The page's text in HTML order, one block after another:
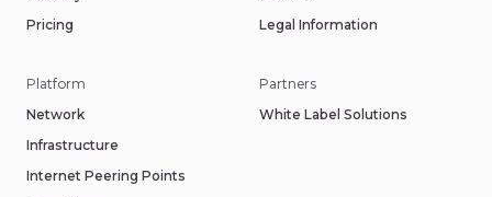
Pricing
Platform
Network
Infrastructure
Internet Peering Points
Legal Information
Partners
White Label Solutions